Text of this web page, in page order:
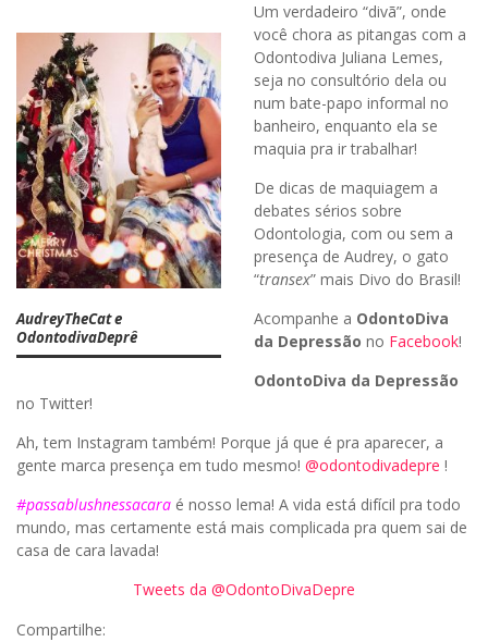
AudreyTheCat e
OdontodivaDeprê
Um verdadeiro “divã”, onde
você chora as pitangas com a
Odontodiva Juliana Lemes,
seja no consultório dela ou
num bate-papo informal no
banheiro, enquanto ela se
maquia pra ir trabalhar!
De dicas de maquiagem a
debates sérios sobre
Odontologia, com ou sem a
presença de Audrey, o gato
“transex” mais Divo do Brasil!
Acompanhe a OdontoDiva
da Depressão no Facebook!
OdontoDiva da Depressão
no Twitter!
Ah, tem Instagram também! Porque já que é pra aparecer, a
gente marca presença em tudo mesmo! @odontodivadepre !
#passablushnessacara é nosso lema! A vida está difícil pra todo
mundo, mas certamente está mais complicada pra quem sai de
casa de cara lavada!
Tweets da @OdontoDivaDepre
Compartilhe: